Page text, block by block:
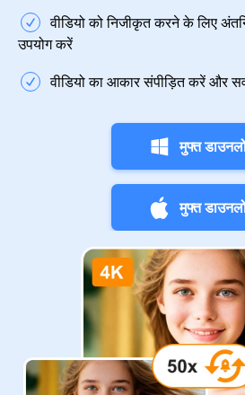
वीडियो को निजीकृत करने के लिए
उपयोग करें
वीडियो का आकार संपीड़ित करें और
मुफ्त
मुफ्त